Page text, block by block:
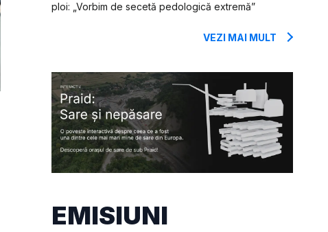
ploi: „Vorbim de secetă pedologică extremă”
VEZI MAI MULT
EMISIUNI